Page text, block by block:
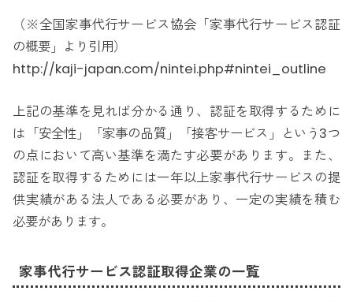
（※全国家事代行サービス協会「家事代行サービス認証
の概要」より引用）
http://kaji-japan.com/nintei.php#nintei_outline
上記の基準を見れば分かる通り、認証を取得するために
は「安全性」「家事の品質」「接客サービス」という3つ
の点において高い基準を満たす必要があります。また、
認証を取得するためには一年以上家事代行サービスの提
供実績がある法人である必要があり、一定の実績を積む
必要があります。
家事代行サービス認証取得企業の一覧